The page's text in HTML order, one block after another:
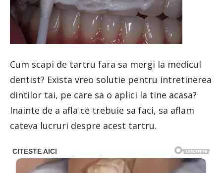
Cum scapi de tartru fara sa mergi la medicul
dentist? Exista vreo solutie pentru intretinerea
dintilor tai, pe care sa o aplici la tine acasa?
Inainte de a afla ce trebuie sa faci, sa aflam
cateva lucruri despre acest tartru.